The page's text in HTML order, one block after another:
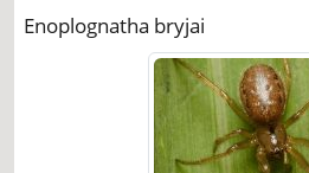
Enoplognatha bryjai